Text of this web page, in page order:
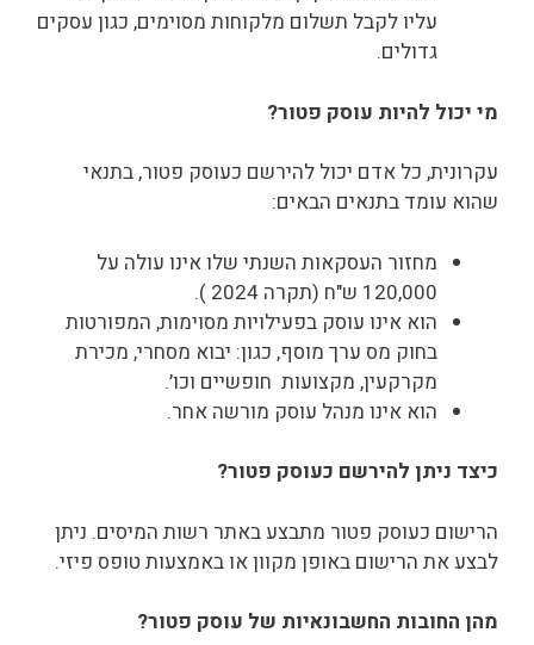
עליו לקבל תשלום מלקוחות מסוימים, כגון עסקים
גדולים.
מי יכול להיות עוסק פטור?
עקרונית, כל אדם יכול להירשם כעוסק פטור, בתנאי
שהוא עומד בתנאים הבאים:
מחזור העסקאות השנתי שלו אינו עולה על
120,000 ש"ח (תקרה 2024 ).
הוא אינו עוסק בפעילויות מסוימות, המפורטות
בחוק מס ערך מוסף, כגון: יבוא מסחרי, מכירת
מקרקעין, מקצועות חופשיים וכו׳.
הוא אינו מנהל עוסק מורשה אחר.
כיצד ניתן להירשם כעוסק פטור?
הרישום כעוסק פטור מתבצע באתר רשות המיסים. ניתן
לבצע את הרישום באופן מקוון או באמצעות טופס פיזי.
מהן החובות החשבונאיות של עוסק פטור?